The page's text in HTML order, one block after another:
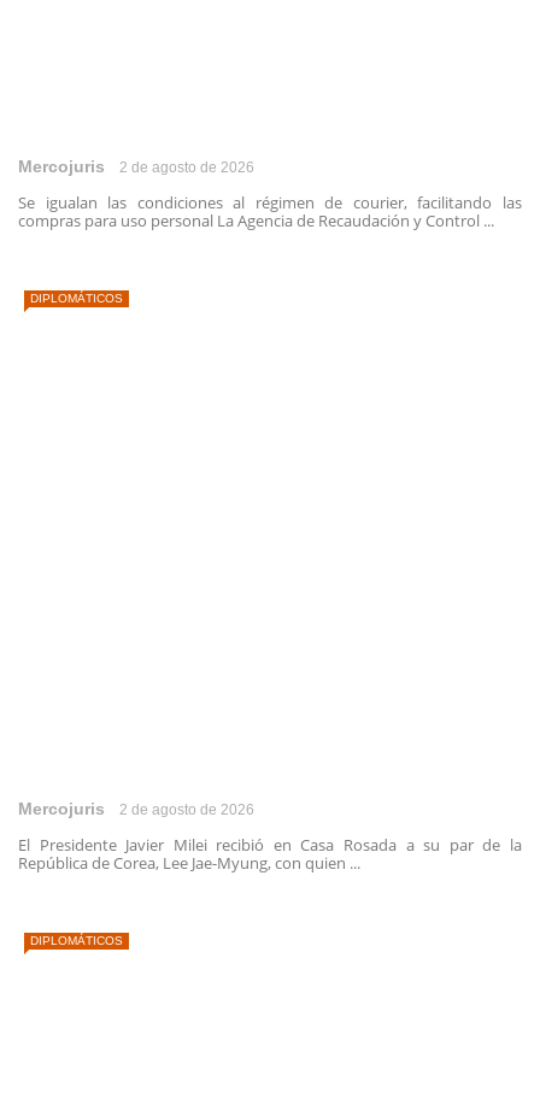
Mercojuris 2 de agosto de 2026
Se igualan las condiciones al régimen de courier, facilitando las
compras para uso personal La Agencia de Recaudación y Control ...
DIPLOMÁTICOS
Mercojuris 2 de agosto de 2026
El Presidente Javier Milei recibió en Casa Rosada a su par de la
República de Corea, Lee Jae-Myung, con quien ...
DIPLOMÁTICOS